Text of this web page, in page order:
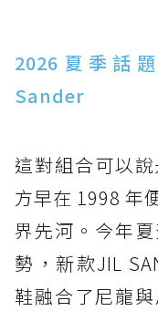
2026夏季話
Sander
這對組合可以
方早在 1998 年
界先河。今年
勢，新款JIL
鞋融合了尼龍